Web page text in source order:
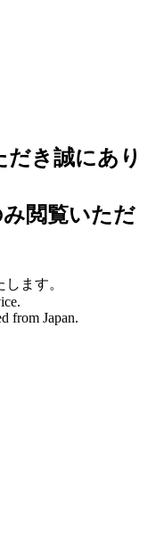
き誠にあり
閲覧いただ
ます。
from Japan.